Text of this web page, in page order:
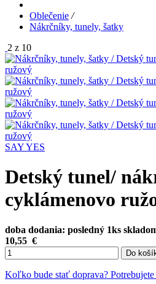
Oblečenie /
Nákrčníky, tunely, šatky
2 z 10
SAY YES
Detský tunel/
cyklámenovo
doba dodania: posledný 1ks
10,55 €
Do
Koľko bude stať doprava?